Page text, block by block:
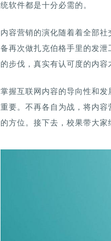
统软件都是十分必需的。
内容营销的演化随着着全部
备再次做扎克伯格手里的发
的步伐，真实有认可度的内容
掌握互联网内容的导向性和
重要。不再各自为战，将内
的方位。接下去，校果带大家